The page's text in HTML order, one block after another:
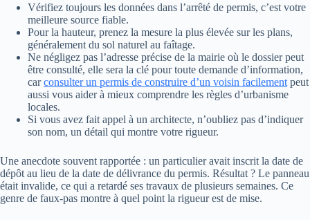
Vérifiez toujours les données dans l’arrêté de permis, c’est votre
meilleure source fiable.
Pour la hauteur, prenez la mesure la plus élevée sur les plans,
généralement du sol naturel au faîtage.
Ne négligez pas l’adresse précise de la mairie où le dossier peut
être consulté, elle sera la clé pour toute demande d’information,
carconsulter un permis de construire d’un voisin facilement peut
aussi vous aider à mieux comprendre les règles d’urbanisme
locales.
Si vous avez fait appel à un architecte, n’oubliez pas d’indiquer
son nom, un détail qui montre votre rigueur.
Une anecdote souvent rapportée : un particulier avait inscrit la date de
dépôt au lieu de la date de délivrance du permis. Résultat ? Le panneau
était invalide, ce qui a retardé ses travaux de plusieurs semaines. Ce
genre de faux-pas montre à quel point la rigueur est de mise.